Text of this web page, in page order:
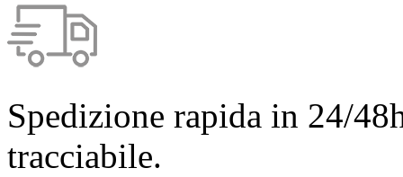
Spedizione rapida in 24/
tracciabile.